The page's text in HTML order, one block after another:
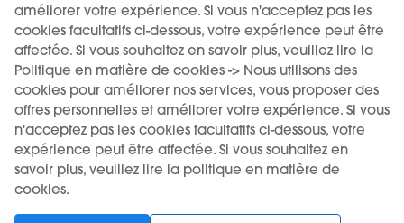
Inscrivez-vous à la newsletter
En cochant cette case, j'accepte de recevoir par e-
mail des informations et des communications de la part
de KIWI, conformément à la
améliorer votre expérience. Si vous n'acceptez pas les
cookies facultatifs ci-dessous, votre expérience peut être
affectée. Si vous souhaitez en savoir plus, veuillez lire la
Politique en matière de cookies -> Nous utilisons des
cookies pour améliorer nos services, vous proposer des
offres personnelles et améliorer votre expérience. Si vous
n'acceptez pas les cookies facultatifs ci-dessous, votre
expérience peut être affectée. Si vous souhaitez en
savoir plus, veuillez lire la politique en matière de
cookies.